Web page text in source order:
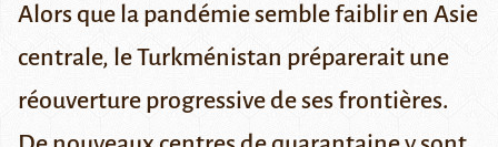
Alors que la pandémie semble faiblir en Asie
centrale, le Turkménistan préparerait une
réouverture progressive de ses frontières.